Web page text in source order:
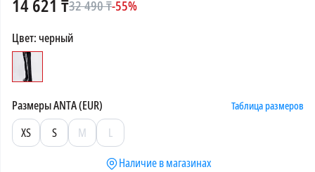
14 621 ₸32 490₸-55%
Цвет:черный
РазмерыANTA (EUR) Таблица размеров
XS S M
L
Наличие в магазинах